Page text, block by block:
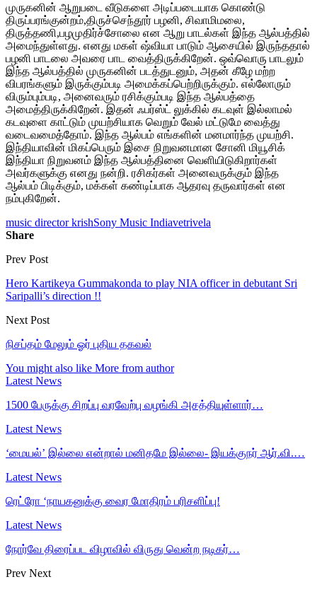
முருகனின் ஆறுபடை வீடுகளை அடிப்படையாக கொண்டு
திருப்பரங்குன்றம்,திருச்செந்தூர் பழனி, சிவாமிமலை,
திருத்தணி,பழமுதிர்ச்சோலை என ஆறு பாடல்கள் இந்த ஆல்பத்தில்
அமைந்துள்ளது. எனது மகள் ஷ்வியா பாடும் ஆசையில் இருந்ததால்
பழனி பாடலை அவரை பாட வைத்திருக்கிறேன். ஒவ்வொரு பாடலும்
இந்த ஆல்பத்தில் முருகனின் படத்துடனும், அதன் கீழே மற்ற
விபரங்களும் இருக்கும்படி அமைக்கப்பெற்றிருக்கும். எல்லோரும்
விரும்பும்படி, அனைவரும் ரசிக்கும்படி இந்த ஆல்பத்தை
அமைத்திருக்கிறேன். இதன் ஃபர்ஸ்ட் லுக்கில் கடவுள் இல்லாமல்
கடவுளை காட்டும் முயற்சியாக வெறும் வேல் மட்டுமே வைத்து
வடைவமைத்தோம். இந்த ஆல்பம் எங்களின் மனமார்ந்த முயற்சி.
இந்தியாவின் மிகப்பெரும் இசை நிறுவனமான சோனி மியூசிக்
இந்தியா நிறுவனம் இந்த ஆல்பத்தினை வெளியிடுகிறார்கள்
அவர்களுக்கு எனது நன்றி. ரசிகர்கள் அனைவருக்கும் இந்த
ஆல்பம் பிடிக்கும், மக்கள் கண்டிப்பாக ஆதரவு தருவார்கள் என
நம்புகிறேன்.
music director krishSony Music Indiavetrivela
Share
Prev Post
Hero Kartikeya Gummakonda to play NIA officer in debutant Sri
Saripalli’s direction !!
Next Post
நிசப்தம் மேலும் ஓர் புதிய தகவல்
You might also like More from author
Latest News
1500 பேருக்கு சிறப்பு வரவேற்பு வழங்கி அசத்தியுள்ளார்…
Latest News
‘மையல்’ இல்லை என்றால் மனிதமே இல்லை- இயக்குநர் ஆர்.வி.…
Latest News
ரெட்ரோ ‘நாயகனுக்கு வைர மோதிரம் பரிசளிப்பு!
Latest News
நோர்வே திரைப்பட விழாவில் விருது வென்ற நடிகர்…
Prev Next